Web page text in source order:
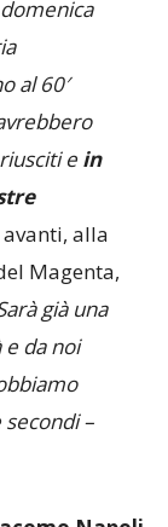
eventuale
al 60′
e
alla
Magenta,
già una
da noi
–